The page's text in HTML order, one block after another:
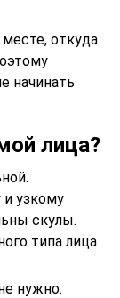
откуда
начинать
лица?
узкому
скулы.
типа лица
нужно.